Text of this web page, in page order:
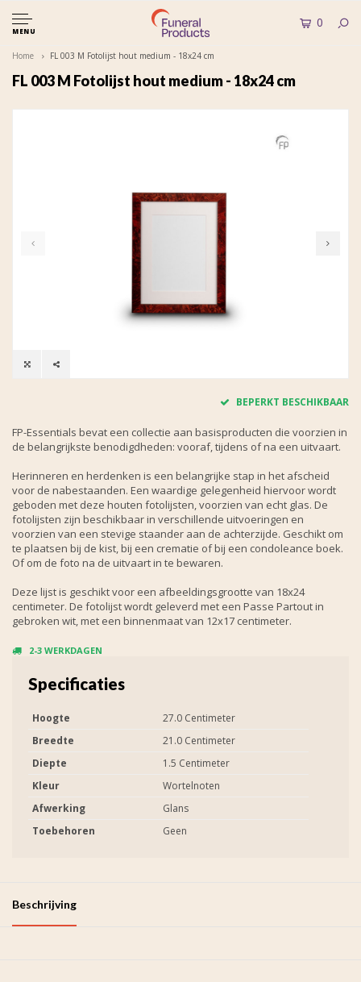
MENU
0
Home FL 003 M Fotolijst hout medium - 18x24 cm
FL 003 M Fotolijst hout medium - 18x24 cm
BEPERKT BESCHIKBAAR
FP-Essentials bevat een collectie aan basisproducten die voorzien in
de belangrijkste benodigdheden: vooraf, tijdens of na een uitvaart.
Herinneren en herdenken is een belangrijke stap in het afscheid
voor de nabestaanden. Een waardige gelegenheid hiervoor wordt
geboden met deze houten fotolijsten, voorzien van echt glas. De
fotolijsten zijn beschikbaar in verschillende uitvoeringen en
voorzien van een stevige staander aan de achterzijde. Geschikt om
te plaatsen bij de kist, bij een crematie of bij een condoleance boek.
Of om de foto na de uitvaart in te bewaren.
Deze lijst is geschikt voor een afbeeldingsgrootte van 18x24
centimeter. De fotolijst wordt geleverd met een Passe Partout in
gebroken wit, met een binnenmaat van 12x17 centimeter.
2-3 WERKDAGEN
Specificaties
Hoogte
27.0 Centimeter
Breedte
21.0 Centimeter
Diepte
1.5 Centimeter
Kleur
Wortelnoten
Afwerking
Glans
Toebehoren
Geen
Beschrijving